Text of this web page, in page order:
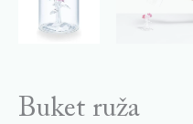
Buket ruža